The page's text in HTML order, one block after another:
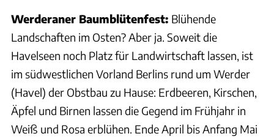
Werderaner Baumblütenfest: Blühende
Landschaften im Osten? Aber ja. Soweit die
Havelseen noch Platz für Landwirtschaft lassen, ist
im südwestlichen Vorland Berlins rund um Werder
(Havel) der Obstbau zu Hause: Erdbeeren, Kirschen,
Äpfel und Birnen lassen die Gegend im Frühjahr in
Weiß und Rosa erblühen. Ende April bis Anfang Mai